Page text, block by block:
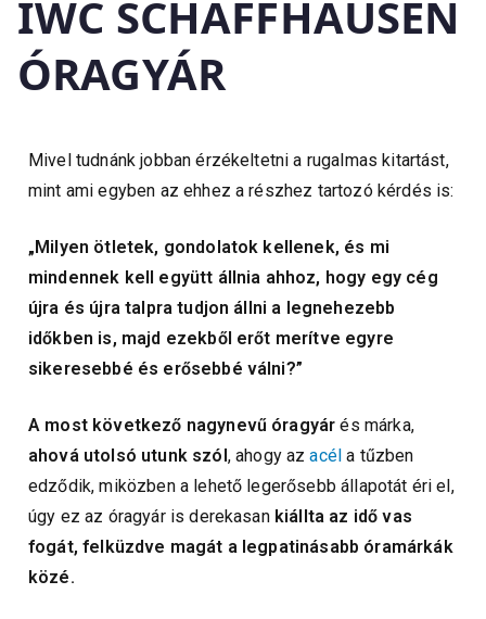
IWC SCHAFFHAUSEN
ÓRAGYÁR
Mivel tudnánk jobban érzékeltetni a rugalmas kitartást,
mint ami egyben az ehhez a részhez tartozó kérdés is:
„Milyen ötletek, gondolatok kellenek, és mi
mindennek kell együtt állnia ahhoz, hogy egy cég
újra és újra talpra tudjon állni a legnehezebb
időkben is, majd ezekből erőt merítve egyre
sikeresebbé és erősebbé válni?”
A most következő nagynevű óragyár és márka,
ahová utolsó utunk szól , ahogy azacél a tűzben
edződik, miközben a lehető legerősebb állapotát éri el,
úgy ez az óragyár is derekasan kiállta az idő vas
fogát, felküzdve magát a legpatinásabb óramárkák
közé.